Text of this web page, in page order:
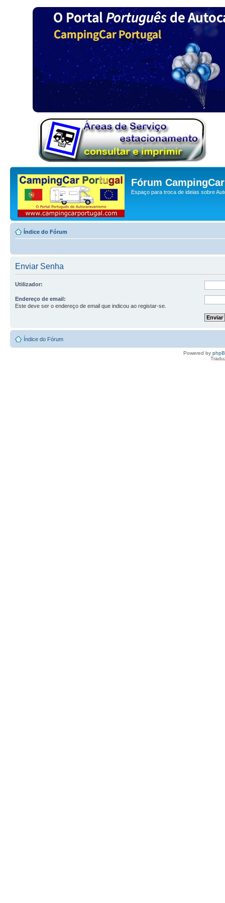
Fórum
Espaço para troca de ideias sobre
Índice do Fórum
Enviar Senha
Utilizador:
Endereço de email:
Este deve ser o endereço de email que indicou ao registar-se.
Índice do Fórum
Powered by